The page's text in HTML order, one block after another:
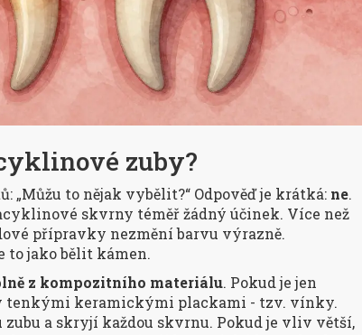
zuby?
„Můžu to nějak vybělit?“ Odpověď je krátká: ne.
skvrny téměř žádný účinek. Více než
přípravky nezmění barvu výrazně.
jako bělit kámen.
z kompozitního materiálu. Pokud je jen
tenkými keramickými plackami - tzv. vínky.
a skryjí každou skvrnu. Pokud je vliv větší,